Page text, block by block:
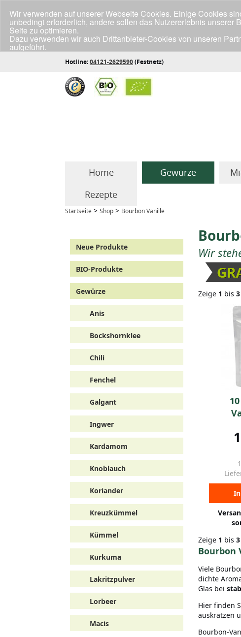
Hotline:04121-2629590(Festnetz)
Home Gewürze
Rezepte
Startseite > Shop > Bourbon Vanille
Neue Produkte
BIO-Produkte
Gewürze
Anis
Bockshornklee
Chili
Fenchel
Galgant
Ingwer
Kardamom
Knoblauch
Koriander
Kreuzkümmel
Kümmel
Kurkuma
Lakritzpulver
Lorbeer
Macis
Wir
Zeige 1 bis 3
Zeige 1 bis 3
Bourbon
Viele
dichte
Glas bei
Hier finden
auskratzen
Bourbon-
Wir verwenden auf unserer Webseite Cookies. Einige Cookies
unbedingt erforderlich, andere sollen das Nutzererlebnis unserer
Seite zu optimieren.
Dazu verwenden wir auch Drittanbieter-Cookies von unseren
aufgeführt.
Klicke unten auf "Annehmen", wenn du mit der Verwendung aller